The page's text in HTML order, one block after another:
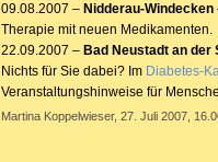
09.08.2007 – Nidderau-Windecken
Therapie mit neuen Medikamenten.
22.09.2007 – Bad Neustadt an der
Nichts für Sie dabei? Im Diabetes-
Veranstaltungshinweise für
Martina Koppelwieser, 27. Juli 2007,